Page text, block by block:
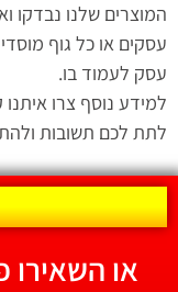
המוצרים שלנו נבדקו
עסקים או כל גוף
עסק לעמוד בו.
למידע נוסף צרו
לתת לכם תשובות
או השאירו